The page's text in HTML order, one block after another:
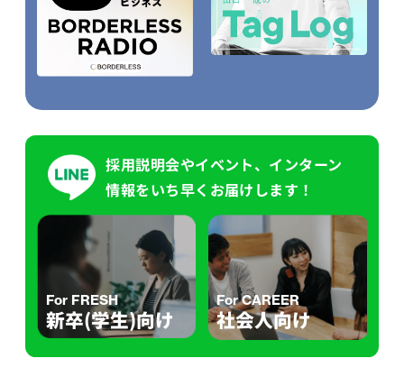
採用説明会やイベント、インターン
情報をいち早くお届けします！
For FRESH
新卒(学生)向け
For CAREER
社会人向け